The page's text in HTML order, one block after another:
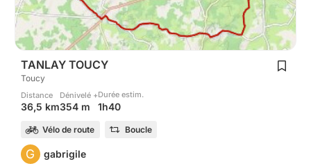
TANLAY TOUCY
Toucy
Distance
36,5 km
Dénivelé +
354 m
Durée estim.
1h40
Vélo de route Boucle
G gabrigile